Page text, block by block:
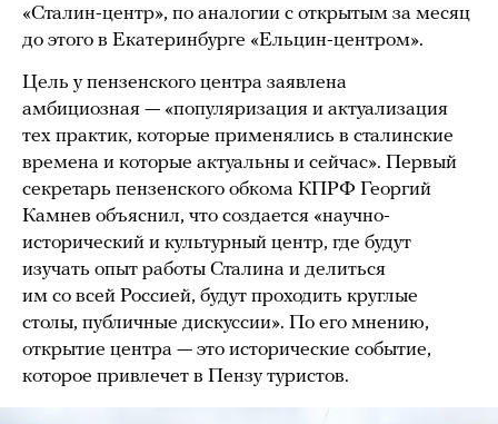
«Сталин-центр», по аналогии с открытым за месяц
до этого в Екатеринбурге «Ельцин-центром».
Цель у пензенского центра заявлена
амбициозная — «популяризация и актуализация
тех практик, которые применялись в сталинские
времена и которые актуальны и сейчас». Первый
секретарь пензенского обкома КПРФ Георгий
Камнев объяснил, что создается «научно-
исторический и культурный центр, где будут
изучать опыт работы Сталина и делиться
им со всей Россией, будут проходить круглые
столы, публичные дискуссии». По его мнению,
открытие центра — это исторические событие,
которое привлечет в Пензу туристов.